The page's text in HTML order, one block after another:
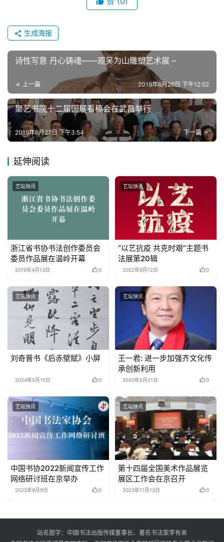
生成海报
诗性写意 丹心铸魂――观吴为山雕塑艺术展 –
上一篇 2019年6月26日 下午12:52
聚艺书院十二届国展看稿会在武昌举行
下一篇
2019年6月27日 下午3:54
延伸阅读
艺坛快讯
浙江省书协书法创作委员会
委员作品展在温岭开幕
2019年4月13日 0
艺坛快讯
“以艺抗疫 共克时艰”主题书
法展第20辑
2022年9月12日 0
艺坛快讯
刘奇晋书《后赤壁赋》小屏
2024年5月15日 0
艺坛快讯
王一君: 进一步加强齐文化传
承创新利用
2020年5月21日 0
艺坛快讯
中国书协2022新闻宣传工作
网络研讨班在京举办
2022年9月9日 0
艺坛快讯
第十四届全国美术作品展览
展区工作会在京召开
2023年11月13日 0
站名题字：中国书法出版传媒董事长、著名书法家李有来